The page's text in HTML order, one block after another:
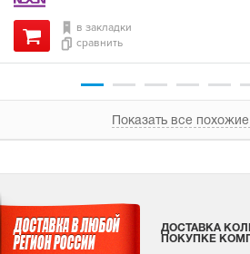
в закладки
сравнить
Показать все
ДОСТАВКА
ПОКУПКЕ